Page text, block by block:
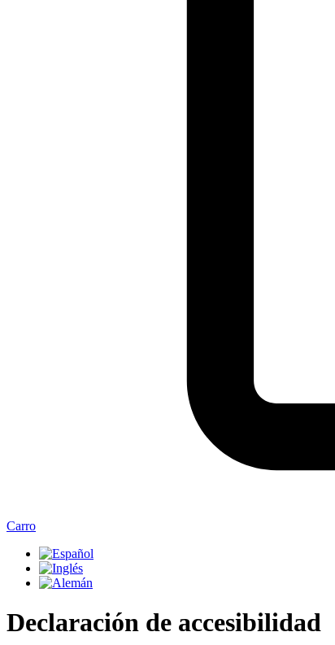
Carro
Declaración de accesibilidad